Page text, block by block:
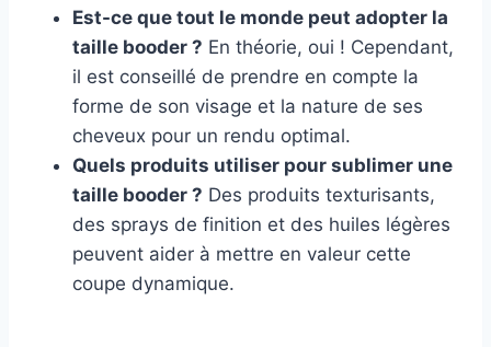
Est-ce que tout le monde peut adopter la
taille booder ? En théorie, oui ! Cependant,
il est conseillé de prendre en compte la
forme de son visage et la nature de ses
cheveux pour un rendu optimal.
Quels produits utiliser pour sublimer une
taille booder ? Des produits texturisants,
des sprays de finition et des huiles légères
peuvent aider à mettre en valeur cette
coupe dynamique.